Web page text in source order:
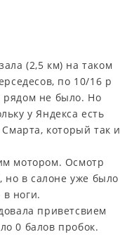
(2,5 км) на таком
по 10/16 р
рядом не было. Но
у Яндекса есть
который так и
мотором. Осмотр
в салоне уже было
ноги.
приветсвием
0 балов пробок.